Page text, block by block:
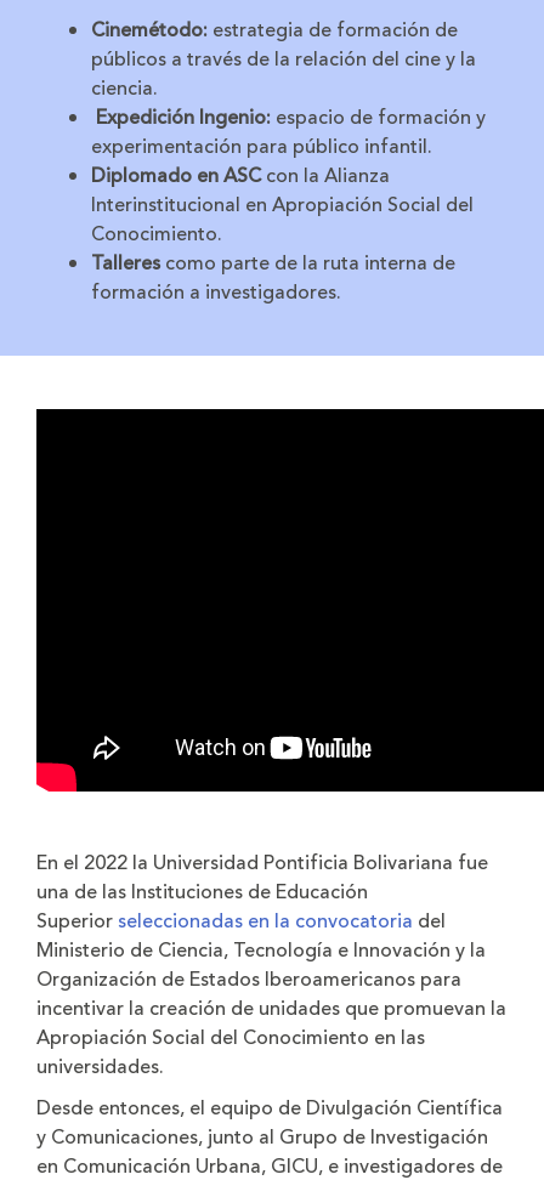
Cinemétodo: estrategia de formación de
públicos a través de la relación del cine y la
ciencia.
Expedición Ingenio: espacio de formación y
experimentación para público infantil.
Diplomado en ASCcon la Alianza
Interinstitucional en Apropiación Social del
Conocimiento.
Talleres como parte de la ruta interna de
formación a investigadores.
En el 2022 la Universidad Pontificia Bolivariana fue
una de las Instituciones de Educación
Superior seleccionadas en la convocatoria del
Ministerio de Ciencia, Tecnología e Innovación y la
Organización de Estados Iberoamericanos para
incentivar la creación de unidades que promuevan la
Apropiación Social del Conocimiento en las
universidades.
Desde entonces, el equipo de Divulgación Científica
y Comunicaciones, junto al Grupo de Investigación
en Comunicación Urbana, GICU, e investigadores de